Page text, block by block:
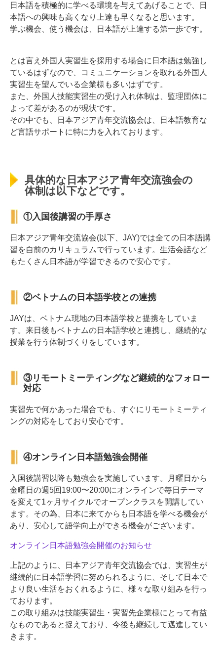
日本語を積極的に学べる環境を与えてあげることで、日
本語への興味も高くなり上達も早くなると思います。
学ぶ機会、使う機会は、日本語が上達する第一歩です。
とは言え外国人実習生を採用する場合に日本語は勉強し
ているはずなので、コミュニケーションを取れる外国人
実習生を望んでいる企業様も多いはずです。
また、外国人技能実習生の受け入れ体制は、監理団体に
よって差があるのが現状です。
その中でも、日本アジア青年交流協会は、日本語教育な
ど言語サポートに特に力を入れております。
具体的な日本アジア青年交流強会の
体制は以下などです。
①入国後講習の手厚さ
日本アジア青年交流協会(以下、JAY)では全ての日本語講
習を自前のカリキュラムで行っています。生活会話など
もたくさん日本語が学習できるので安心です。
②ベトナムの日本語学校との連携
JAYは、ベトナム現地の日本語学校と提携をしていま
す。来日後もベトナムの日本語学校と連携し、継続的な
授業を行う体制づくりをしています。
③リモートミーティングなど継続的なフォロー
対応
実習先で何かあった場合でも、すぐにリモートミーティ
ングの対応をしており安心です。
④オンライン日本語勉強会開催
入国後講習以降も勉強会を実施しています。月曜日から
金曜日の週5回19:00〜20:00にオンラインで毎日テーマ
を変えて1ヶ月サイクルでオープンクラスを開講してい
ます。その為、日本に来てからも日本語を学べる機会が
あり、安心して語学向上ができる機会がございます。
オンライン日本語勉強会開催のお知らせ
上記のように、日本アジア青年交流協会では、実習生が
継続的に日本語学習に努められるように、そして日本で
より良い生活をおくれるように、様々な取り組みを行っ
ております。
この取り組みは技能実習生・実習先企業様にとって有益
なものであると捉えており、今後も継続して邁進してい
きます。